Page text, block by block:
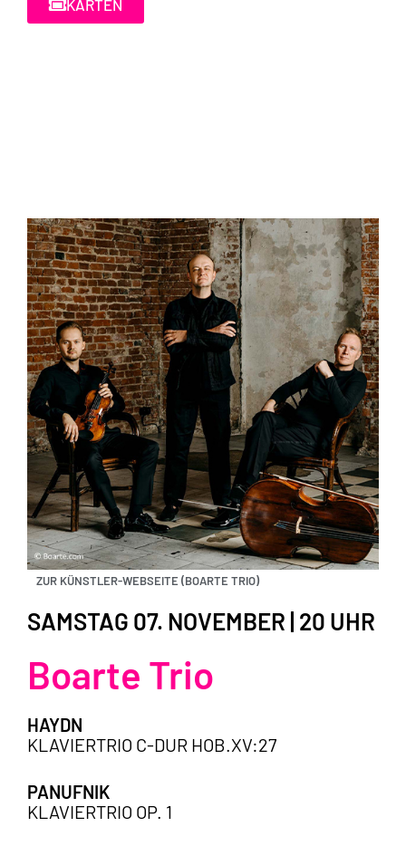
KARTEN
ZUR KÜNSTLER-WEBSEITE (BOARTE TRIO)
SAMSTAG 07. NOVEMBER | 20 UHR
Boarte Trio
HAYDN
KLAVIERTRIO C-DUR HOB.XV:27
PANUFNIK
KLAVIERTRIO OP. 1